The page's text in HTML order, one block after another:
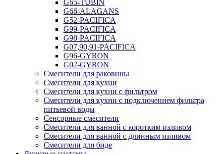
G65-TUBIN
G66-ALAGANS
G52-PACIFICA
G99-PACIFICA
G98-PACIFICA
G07,90,91-PACIFICA
G96-GYRON
G02-GYRON
Смесители для раковины
Смесители для кухни
Смесители для кухни с фильтром
Смесители для кухни с подключением фильтра
питьевой воды
Сенсорные смесители
Смесители для ванной с коротким изливом
Смесители для ванной с длинным изливом
Смесители для биде